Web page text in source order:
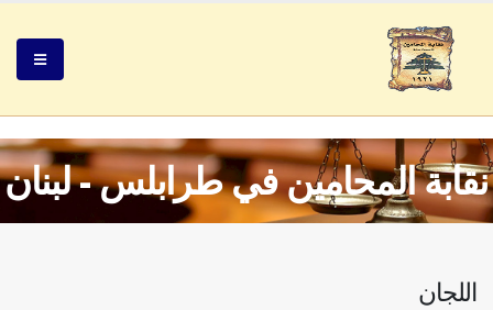
نقابة المحامين في طرابلس - لبنان
اللجان